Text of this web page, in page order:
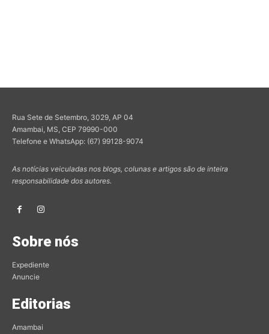
Rua Sete de Setembro, 3029, AP 04
Amambai, MS, CEP 79990-000
Telefone e WhatsApp: (67) 99128-9074
As notícias veiculadas nos blogs, colunas e artigos são de inteira
responsabilidade dos autores.
Sobre nós
Expediente
Anuncie
Editorias
Amambai